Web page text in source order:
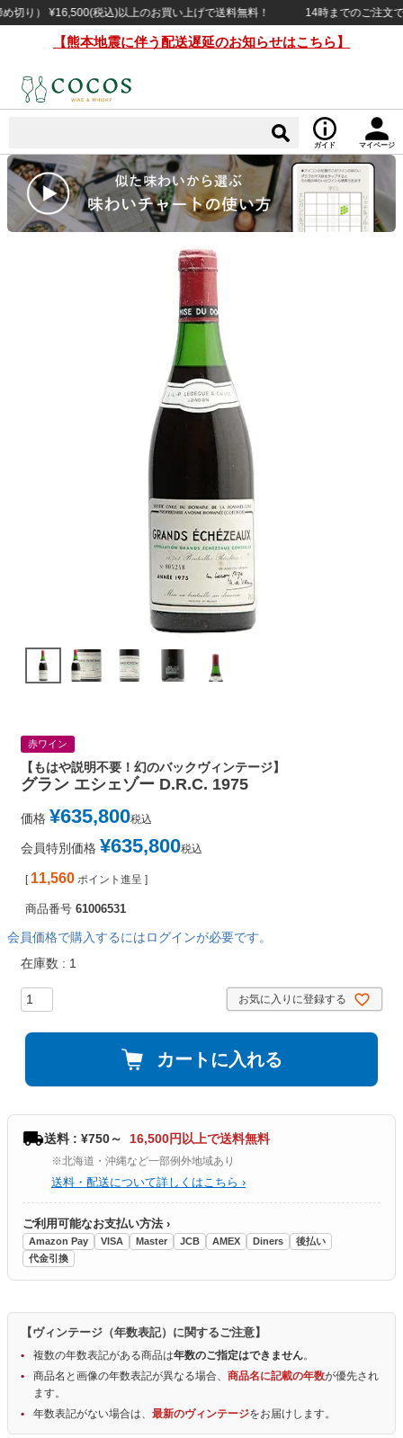
） ¥16,500(税込)以上のお買い上げで送料無料！ 14時までのご注文で
【熊本地震に伴う配送遅延のお知らせはこちら】
ガイド マイページ
赤ワイン
【もはや説明不要！幻のバックヴィンテージ】
グラン エシェゾー D.R.C. 1975
価格 ¥635,800税込
会員特別価格 ¥635,800税込
[ 11,560 ポイント進呈 ]
商品番号 61006531
会員価格で購入するにはログインが必要です。
在庫数
1
お気に入りに登録する
カートに入れる
送料 : ¥750～ 16,500円以上で送料無料
※北海道・沖縄など一部例外地域あり
送料・配送について詳しくはこちら ›
ご利用可能なお支払い方法 ›
Amazon Pay VISA Master JCB AMEX Diners
後払い
代金引換
【ヴィンテージ（年数表記）に関するご注意】
複数の年数表記がある商品は年数のご指定はできません。
商品名と画像の年数表記が異なる場合、 商品名に記載の年数が優先され
ます。
年数表記がない場合は、 最新のヴィンテージをお届けします。